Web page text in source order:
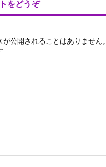
をどうぞ
が公開されることはありません。